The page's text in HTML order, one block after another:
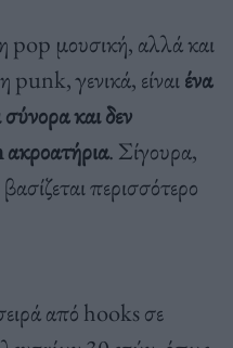
pop μουσική, αλλά και
γενικά, είναιένα
και δεν
ακροατήρια. Σίγουρα,
περισσότερο
από hooks σε